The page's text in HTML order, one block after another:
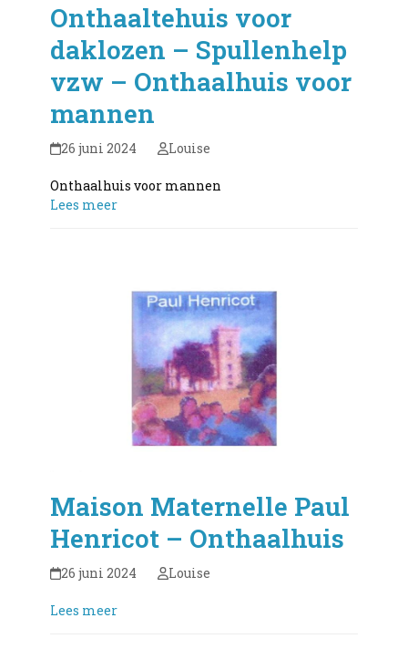
Onthaaltehuis voor
daklozen – Spullenhelp
vzw – Onthaalhuis voor
mannen
26 juni 2024 Louise
Onthaalhuis voor mannen
Lees meer
Maison Maternelle Paul
Henricot – Onthaalhuis
26 juni 2024 Louise
Lees meer